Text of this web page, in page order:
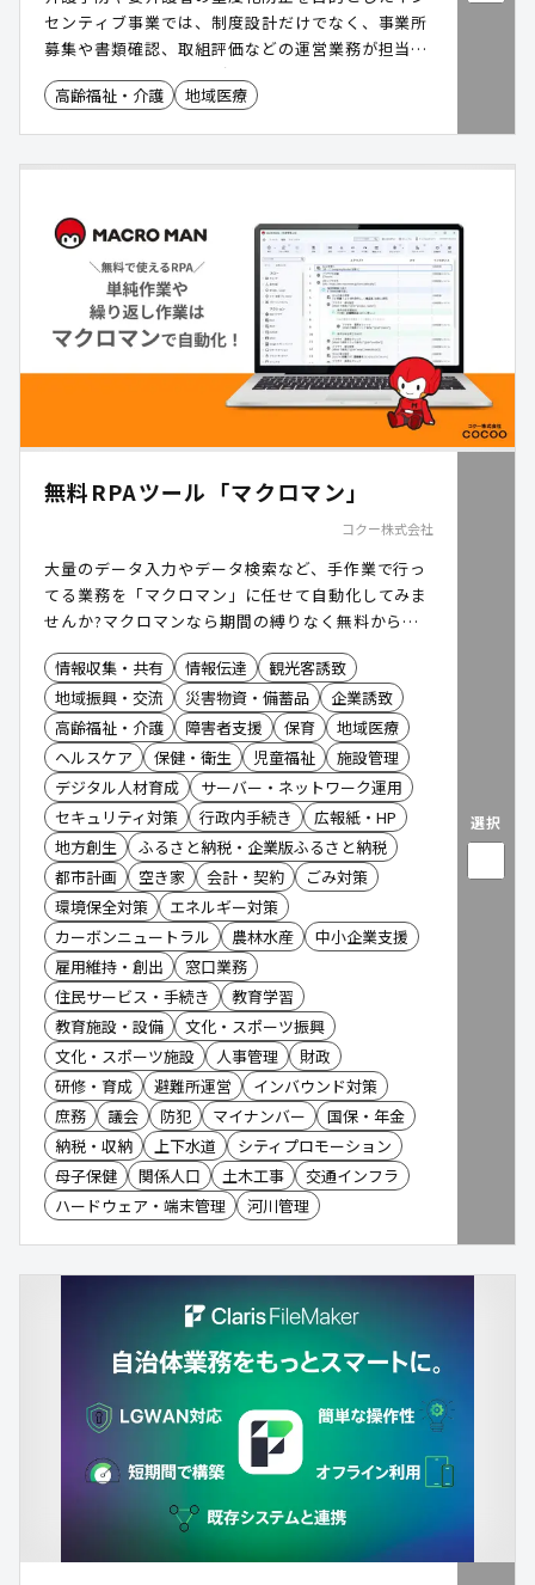
センティブ事業では、制度設計だけでなく、事業所
募集や書類確認、取組評価などの運営業務が担当職
員の負担となるケースがあります。日本ビジネスデ
ータープロセシングセンターが提供する「介護予防
滑な事業運営と職員負担の軽減を支援します。
高齢福祉・介護 地域医療
無料RPAツール「マクロマン」
コクー株式会社
大量のデータ入力やデータ検索など、手作業で行っ
てる業務を「マクロマン」に任せて自動化してみま
せんか?マクロマンなら期間の縛りなく無料から利
用できます。
情報収集・共有
情報伝達
観光客誘致
地域振興・交流
災害物資・備蓄品
企業誘致
高齢福祉・介護
障害者支援 保育
地域医療
ヘルスケア
保健・衛生 児童福祉
施設管理
デジタル人材育成
サーバー・ネットワーク運用
セキュリティ対策
行政内手続き
広報紙・HP
地方創生
ふるさと納税・企業版ふるさと納税
都市計画
空き家 会計・契約
ごみ対策
環境保全対策
エネルギー対策
カーボンニュートラル
農林水産
中小企業支援
雇用維持・創出
窓口業務
住民サービス・手続き
教育学習
教育施設・設備
文化・スポーツ振興
文化・スポーツ施設
人事管理
財政
研修・育成
避難所運営
インバウンド対策
庶務
議会 防犯 マイナンバー
国保・年金
納税・収納
上下水道
シティプロモーション
母子保健
関係人口 土木工事
交通インフラ
ハードウェア・端末管理
河川管理
選択